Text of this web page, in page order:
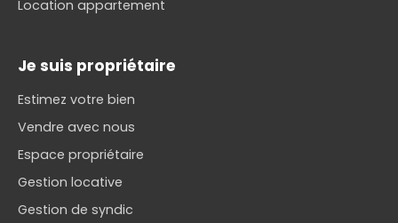
Location appartement
Je suis propriétaire
Estimez votre bien
Vendre avec nous
Espace propriétaire
Gestion locative
Gestion de syndic